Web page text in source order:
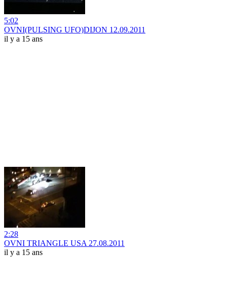
5:02
OVNI(PULSING UFO)DIJON 12.09.2011
il y a 15 ans
2:28
OVNI TRIANGLE USA 27.08.2011
il y a 15 ans